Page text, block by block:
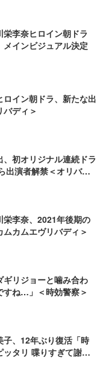
栄李奈ヒロイン朝ドラ
メインビジュアル決定
ロイン朝ドラ、新たな出
ディ＞
初オリジナル連続ドラ
出演者解禁＜オリバー
栄李奈、2021年後期の
カムエヴリバディ＞
ギリジョーと噛み合わ
すね…」＜時効警察＞
、12年ぶり復活「時
タリ 喋りすぎて謝罪